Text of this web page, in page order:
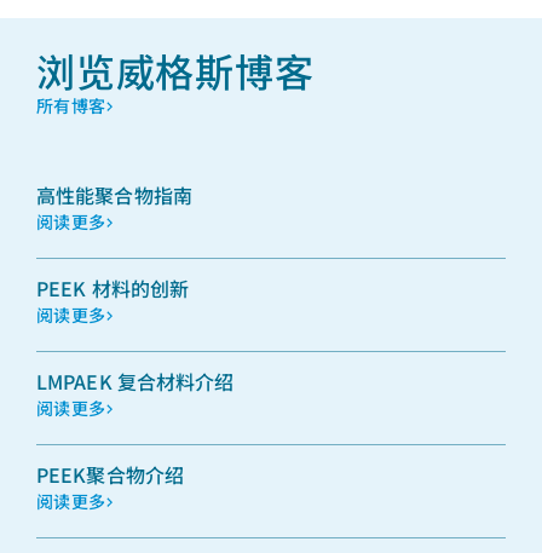
浏览威格斯博客
所有博客
高性能聚合物指南
阅读更多
PEEK 材料的创新
阅读更多
LMPAEK 复合材料介绍
阅读更多
PEEK聚合物介绍
阅读更多